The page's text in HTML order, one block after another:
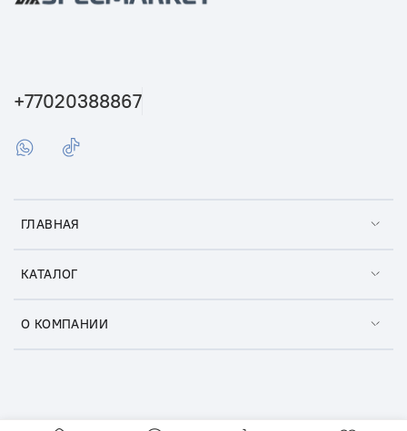
ГЛАВНАЯ
КАТАЛОГ
О КОМПАНИИ
+77020388867